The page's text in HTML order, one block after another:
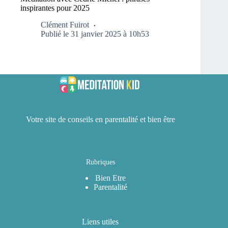
inspirantes pour 2025
Clément Fuirot
Publié le 31 janvier 2025 à 10h53
Votre site de conseils en parentalité et bien être
Rubriques
Bien Etre
Parentalité
Liens utiles